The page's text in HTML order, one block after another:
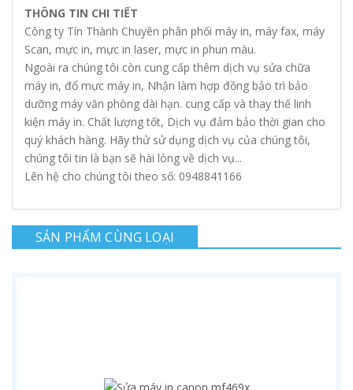
THÔNG TIN CHI TIẾT
Công ty Tín Thành Chuyên phân phối máy in, máy fax, máy
Scan, mực in, mực in laser, mực in phun màu.
Ngoài ra chúng tôi còn cung cấp thêm dịch vụ sửa chữa
máy in, đổ mực máy in, Nhận làm hợp đồng bảo trì bảo
dưỡng máy văn phòng dài hạn. cung cấp và thay thế linh
kiện máy in. Chất lượng tốt, Dịch vụ đảm bảo thời gian cho
quý khách hàng. Hãy thử sử dụng dịch vụ của chúng tôi,
chúng tôi tin là bạn sẽ hài lòng về dịch vụ...
Lên hệ cho chúng tôi theo số: 0948841166
SẢN PHẨM CÙNG LOẠI